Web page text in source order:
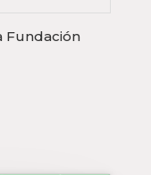
legal.
Fundación